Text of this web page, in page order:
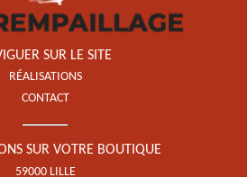
SUR LE SITE
RÉALISATIONS
CONTACT
SUR VOTRE BOUTIQUE
59000 LILLE